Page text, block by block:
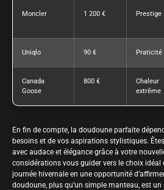
Moncler 1 200 € Prestige
Uniqlo 90 € Praticité
Canada
Goose
800 €
Chaleur
extrême
En fin de compte, la doudoune parfaite
besoins et de vos aspirations stylistiques.
avec audace et élégance grâce à votre
considérations vous guider vers le choix
journée hivernale en une opportunité
doudoune, plus qu’un simple manteau, est